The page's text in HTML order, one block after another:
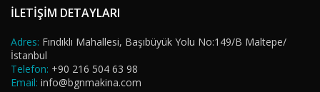
İLETİŞİM DETAYLARI
Adres: Fındıklı Mahallesi, Başıbüyük Yolu No:149/B Maltepe/
İstanbul
Telefon: +90 216 504 63 98
Email: info@bgnmakina.com